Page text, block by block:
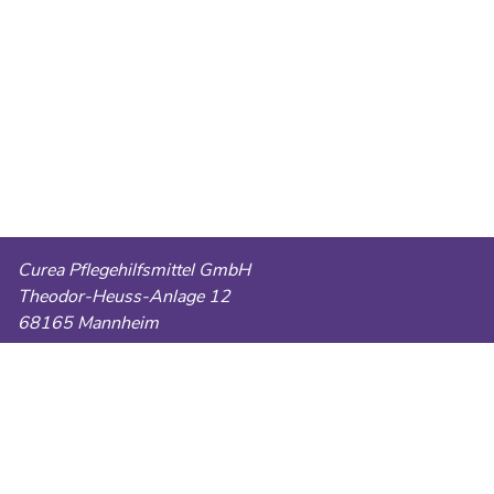
Curea Pflegehilfsmittel GmbH
Theodor-Heuss-Anlage 12
68165 Mannheim